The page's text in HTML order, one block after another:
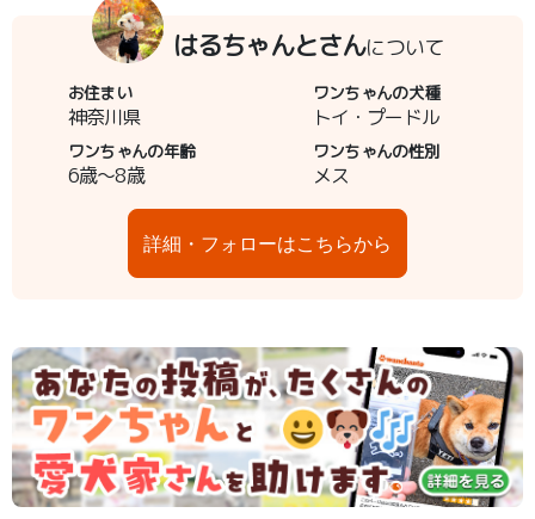
はるちゃんとさんについて
お住まい
神奈川県
ワンちゃんの犬種
トイ・プードル
ワンちゃんの年齢
6歳～8歳
ワンちゃんの性別
メス
詳細・フォローはこちらから